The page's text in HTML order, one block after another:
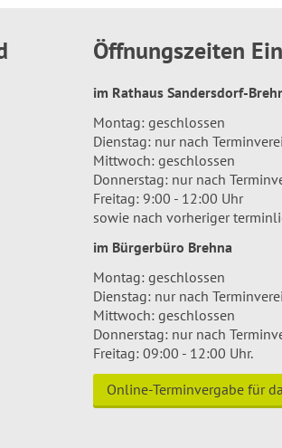
Öffnungszeiten
im Rathaus Sandersdorf-
Montag: geschlossen
Dienstag: nur nach
Mittwoch: geschlossen
Donnerstag: nur nach
Freitag: 9:00 - 12:00 Uhr
sowie nach vorheriger
im Bürgerbüro Brehna
Montag: geschlossen
Dienstag: nur nach
Mittwoch: geschlossen
Donnerstag: nur nach
Freitag: 09:00 - 12:00 Uhr.
Online-Terminvergabe für